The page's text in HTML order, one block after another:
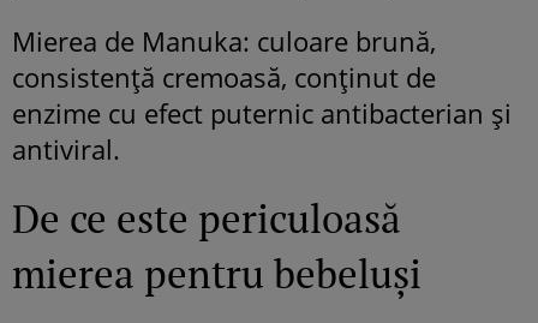
Mierea de Manuka: culoare brună,
consistență cremoasă, conținut de
enzime cu efect puternic antibacterian și
antiviral.
De ce este periculoasă
mierea pentru bebeluși